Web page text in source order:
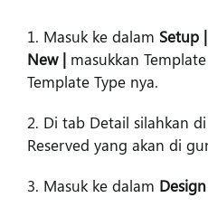
1. Masuk ke dalam Setup
New | masukkan
Template Type nya.
2. Di tab Detail silahkan
Reserved yang akan di
3. Masuk ke dalam Design